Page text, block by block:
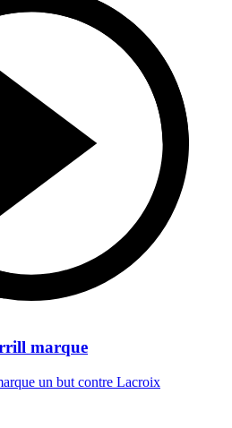
marque
un but contre Lacroix